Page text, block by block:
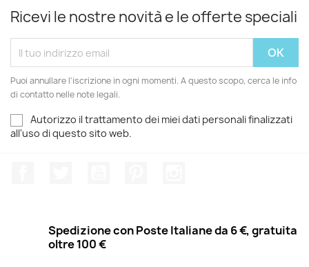
Ricevi le nostre novità e le offerte speciali
Puoi annullare l'iscrizione in ogni momenti. A questo scopo, cerca le info
di contatto nelle note legali.
Autorizzo il trattamento dei miei dati personali finalizzati
all'uso di questo sito web.
Spedizione con Poste Italiane da 6 €, gratuita
oltre 100 €